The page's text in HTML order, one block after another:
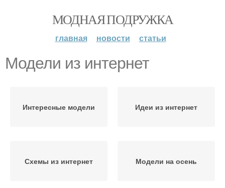
МОДНАЯ ПОДРУЖКА
главная новости статьи
Модели из интернет
Интересные модели Идеи из интернет
Схемы из интернет Модели на осень